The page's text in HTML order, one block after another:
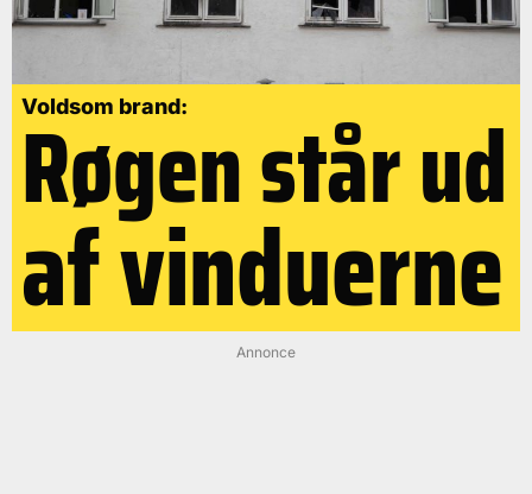
Voldsom brand:
Røgen står ud
af vinduerne
Annonce